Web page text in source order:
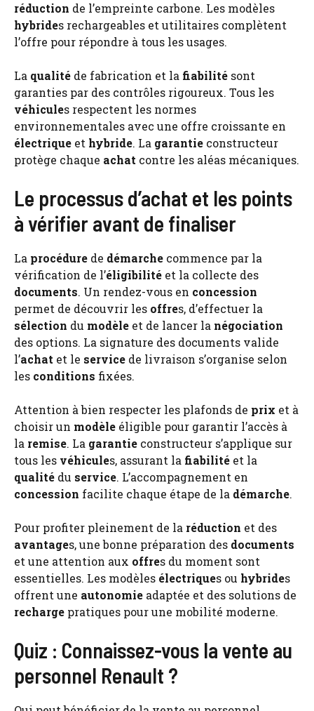
réduction de l’empreinte carbone. Les modèles
hybrides rechargeables et utilitaires complètent
l’offre pour répondre à tous les usages.
La qualité de fabrication et la fiabilité sont
garanties par des contrôles rigoureux. Tous les
véhicules respectent les normes
environnementales avec une offre croissante en
électrique et hybride. La garantie constructeur
protège chaque achat contre les aléas mécaniques.
Le processus d’achat et les points
à vérifier avant de finaliser
La procédure de démarche commence par la
vérification de l’éligibilité et la collecte des
documents. Un rendez-vous en concession
permet de découvrir les offres, d’effectuer la
sélection du modèle et de lancer la négociation
des options. La signature des documents valide
l’achat et le service de livraison s’organise selon
les conditions fixées.
Attention à bien respecter les plafonds de prix et à
choisir un modèle éligible pour garantir l’accès à
la remise. La garantie constructeur s’applique sur
tous les véhicules, assurant la fiabilité et la
qualité du service. L’accompagnement en
concession facilite chaque étape de la démarche.
Pour profiter pleinement de la réduction et des
avantages, une bonne préparation des documents
et une attention aux offres du moment sont
essentielles. Les modèles électriques ou hybrides
offrent une autonomie adaptée et des solutions de
recharge pratiques pour une mobilité moderne.
Quiz : Connaissez-vous la vente au
personnel Renault ?